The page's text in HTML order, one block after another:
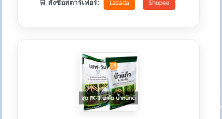
🛒 สั่งซื้อสตาร์เฟอร์: Lazada Shopee